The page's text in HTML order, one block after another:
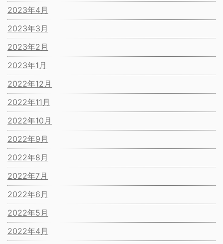
2023年4月
2023年3月
2023年2月
2023年1月
2022年12月
2022年11月
2022年10月
2022年9月
2022年8月
2022年7月
2022年6月
2022年5月
2022年4月